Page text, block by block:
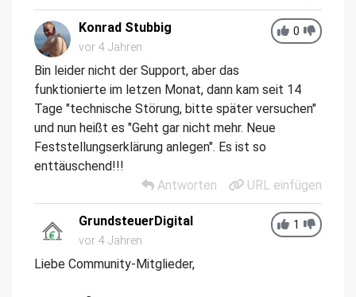
0
Konrad Stubbig
vor 4 Jahren
Bin leider nicht der Support, aber das
funktionierte im letzen Monat, dann kam seit 14
Tage "technische Störung, bitte später versuchen"
und nun heißt es "Geht gar nicht mehr. Neue
Feststellungserklärung anlegen". Es ist so
enttäuschend!!!
Antworten
URL einfügen
1
GrundsteuerDigital
vor 4 Jahren
Liebe Community-Mitglieder,